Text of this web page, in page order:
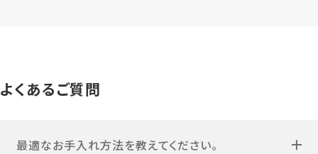
よくあるご質問
最適なお手入れ方法を教えてください。